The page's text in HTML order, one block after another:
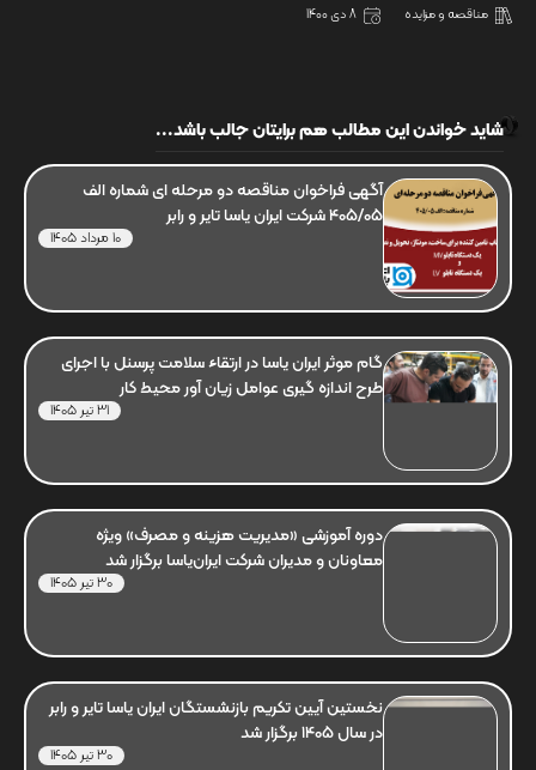
مناقصه و مزایده 8 دی 1400
شاید خواندن این مطالب هم برایتان جالب باشد...
آگهی فراخوان مناقصه دو مرحله ای شماره الف
405/05 شرکت ایران یاسا تایر و رابر
10 مرداد 1405
گام موثر ایران یاسا در ارتقاء سلامت پرسنل با اجرای
طرح اندازه گیری عوامل زیان آور محیط کار
31 تیر 1405
دوره آموزشی «مدیریت هزینه و مصرف» ویژه
معاونان و مدیران شرکت ایران‌یاسا برگزار شد
30 تیر 1405
نخستین آیین تکریم بازنشستگان ایران یاسا تایر و رابر
در سال 1405 برگزار شد
30 تیر 1405